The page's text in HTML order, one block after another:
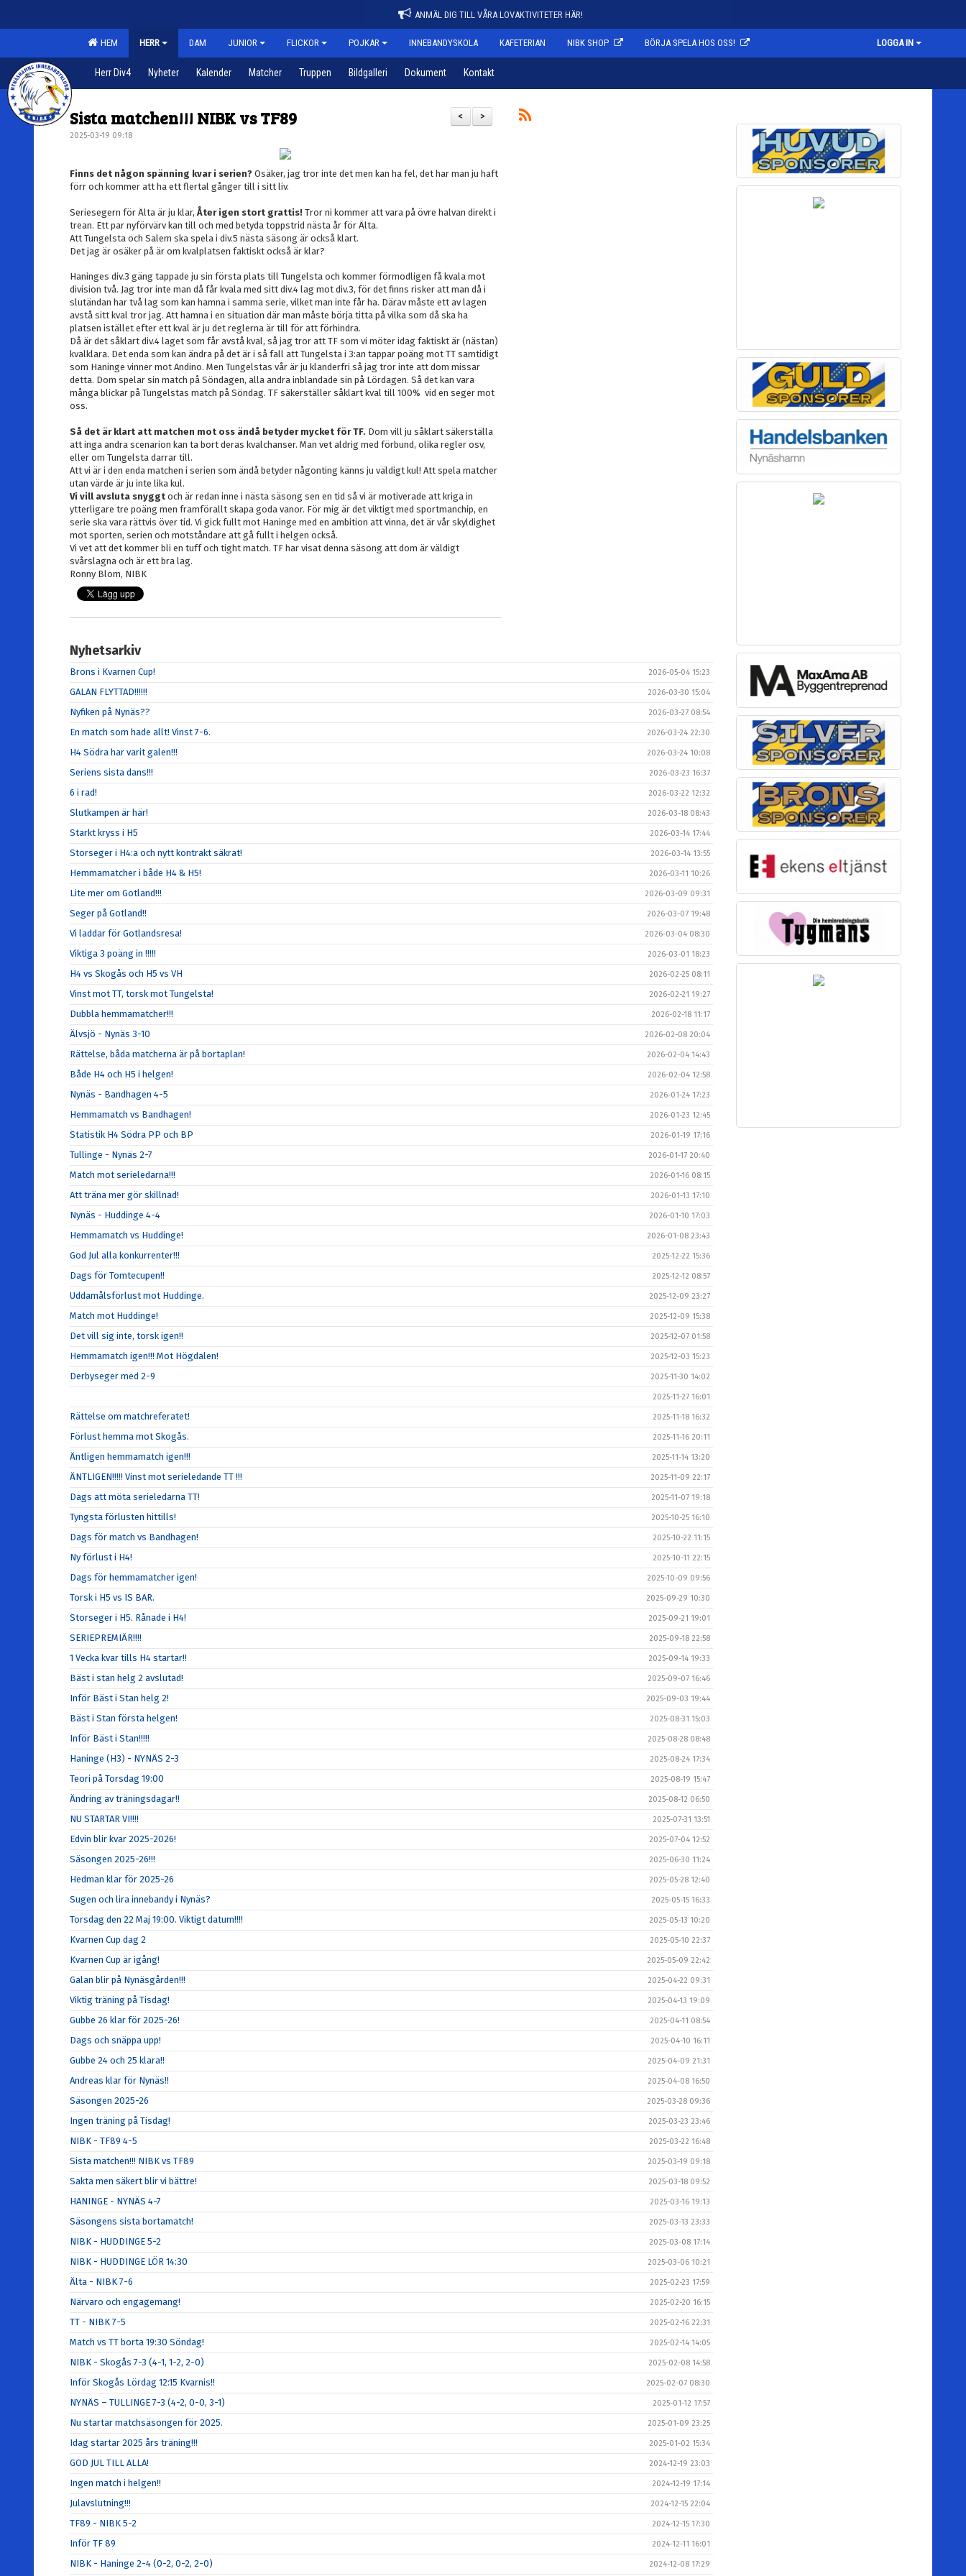
ANMÄL DIG TILL VÅRA LOVAKTIVITETER HÄR!
HEM HERR DAM JUNIOR FLICKOR POJKAR INNEBANDYSKOLA KAFETERIAN NIBK SHOP BÖRJA SPELA HOS OSS! LOGGA IN
Herr Div4 Nyheter Kalender Matcher Truppen Bildgalleri Dokument Kontakt
>
<
Sista matchen!!! NIBK vs TF89
2025-03-19 09:18
Finns det någon spänning kvar i serien? Osäker, jag tror inte det men kan ha fel, det har man ju haft
förr och kommer att ha ett flertal gånger till i sitt liv.
Seriesegern för Älta är ju klar, Åter igen stort grattis! Tror ni kommer att vara på övre halvan direkt i
trean. Ett par nyförvärv kan till och med betyda toppstrid nästa år för Älta.
Att Tungelsta och Salem ska spela i div.5 nästa säsong är också klart.
Det jag är osäker på är om kvalplatsen faktiskt också är klar?
Haninges div.3 gäng tappade ju sin första plats till Tungelsta och kommer förmodligen få kvala mot
division två. Jag tror inte man då får kvala med sitt div.4 lag mot div.3, för det finns risker att man då i
slutändan har två lag som kan hamna i samma serie, vilket man inte får ha. Därav måste ett av lagen
avstå sitt kval tror jag. Att hamna i en situation där man måste börja titta på vilka som då ska ha
platsen istället efter ett kval är ju det reglerna är till för att förhindra.
Då är det såklart div.4 laget som får avstå kval, så jag tror att TF som vi möter idag faktiskt är (nästan)
kvalklara. Det enda som kan ändra på det är i så fall att Tungelsta i 3:an tappar poäng mot TT samtidigt
som Haninge vinner mot Andino. Men Tungelstas vår är ju klanderfri så jag tror inte att dom missar
detta. Dom spelar sin match på Söndagen, alla andra inblandade sin på Lördagen. Så det kan vara
många blickar på Tungelstas match på Söndag. TF säkerställer såklart kval till 100% vid en seger mot
oss.
Så det är klart att matchen mot oss ändå betyder mycket för TF. Dom vill ju såklart säkerställa
att inga andra scenarion kan ta bort deras kvalchanser. Man vet aldrig med förbund, olika regler osv,
eller om Tungelsta darrar till.
Att vi är i den enda matchen i serien som ändå betyder någonting känns ju väldigt kul! Att spela matcher
utan värde är ju inte lika kul.
Vi vill avsluta snyggt och är redan inne i nästa säsong sen en tid så vi är motiverade att kriga in
ytterligare tre poäng men framförallt skapa goda vanor. För mig är det viktigt med sportmanchip, en
serie ska vara rättvis över tid. Vi gick fullt mot Haninge med en ambition att vinna, det är vår skyldighet
mot sporten, serien och motståndare att gå fullt i helgen också.
Vi vet att det kommer bli en tuff och tight match. TF har visat denna säsong att dom är väldigt
svårslagna och är ett bra lag.
Ronny Blom, NIBK
Nyhetsarkiv
Brons i Kvarnen Cup! 2026-05-04 15:23
GALAN FLYTTAD!!!!!! 2026-03-30 15:04
Nyfiken på Nynäs?? 2026-03-27 08:54
En match som hade allt! Vinst 7-6. 2026-03-24 22:30
H4 Södra har varit galen!!! 2026-03-24 10:08
Seriens sista dans!!! 2026-03-23 16:37
6 i rad! 2026-03-22 12:32
Slutkampen är här! 2026-03-18 08:43
Starkt kryss i H5 2026-03-14 17:44
Storseger i H4:a och nytt kontrakt säkrat! 2026-03-14 13:55
Hemmamatcher i både H4 & H5! 2026-03-11 10:26
Lite mer om Gotland!!! 2026-03-09 09:31
Seger på Gotland!! 2026-03-07 19:48
Vi laddar för Gotlandsresa! 2026-03-04 08:30
Viktiga 3 poäng in !!!!! 2026-03-01 18:23
H4 vs Skogås och H5 vs VH 2026-02-25 08:11
Vinst mot TT, torsk mot Tungelsta! 2026-02-21 19:27
Dubbla hemmamatcher!!! 2026-02-18 11:17
Älvsjö - Nynäs 3-10 2026-02-08 20:04
Rättelse, båda matcherna är på bortaplan! 2026-02-04 14:43
Både H4 och H5 i helgen! 2026-02-04 12:58
Nynäs - Bandhagen 4-5 2026-01-24 17:23
Hemmamatch vs Bandhagen! 2026-01-23 12:45
Statistik H4 Södra PP och BP 2026-01-19 17:16
Tullinge - Nynäs 2-7 2026-01-17 20:40
Match mot serieledarna!!! 2026-01-16 08:15
Att träna mer gör skillnad! 2026-01-13 17:10
Nynäs - Huddinge 4-4 2026-01-10 17:03
Hemmamatch vs Huddinge! 2026-01-08 23:43
God Jul alla konkurrenter!!! 2025-12-22 15:36
Dags för Tomtecupen!! 2025-12-12 08:57
Uddamålsförlust mot Huddinge. 2025-12-09 23:27
Match mot Huddinge! 2025-12-09 15:38
Det vill sig inte, torsk igen!! 2025-12-07 01:58
Hemmamatch igen!!! Mot Högdalen! 2025-12-03 15:23
Derbyseger med 2-9 2025-11-30 14:02
2025-11-27 16:01
Rättelse om matchreferatet! 2025-11-18 16:32
Förlust hemma mot Skogås. 2025-11-16 20:11
Äntligen hemmamatch igen!!! 2025-11-14 13:20
ÄNTLIGEN!!!!! Vinst mot serieledande TT !!! 2025-11-09 22:17
Dags att möta serieledarna TT! 2025-11-07 19:18
Tyngsta förlusten hittills! 2025-10-25 16:10
Dags för match vs Bandhagen! 2025-10-22 11:15
Ny förlust i H4! 2025-10-11 22:15
Dags för hemmamatcher igen! 2025-10-09 09:56
Torsk i H5 vs IS BAR. 2025-09-29 10:30
Storseger i H5. Rånade i H4! 2025-09-21 19:01
SERIEPREMIÄR!!!! 2025-09-18 22:58
1 Vecka kvar tills H4 startar!! 2025-09-14 19:33
Bäst i stan helg 2 avslutad! 2025-09-07 16:46
Inför Bäst i Stan helg 2! 2025-09-03 19:44
Bäst i Stan första helgen! 2025-08-31 15:03
Inför Bäst i Stan!!!!! 2025-08-28 08:48
Haninge (H3) - NYNÄS 2-3 2025-08-24 17:34
Teori på Torsdag 19:00 2025-08-19 15:47
Ändring av träningsdagar!! 2025-08-12 06:50
NU STARTAR VI!!!! 2025-07-31 13:51
Edvin blir kvar 2025-2026! 2025-07-04 12:52
Säsongen 2025-26!!! 2025-06-30 11:24
Hedman klar för 2025-26 2025-05-28 12:40
Sugen och lira innebandy i Nynäs? 2025-05-15 16:33
Torsdag den 22 Maj 19:00. Viktigt datum!!!! 2025-05-13 10:20
Kvarnen Cup dag 2 2025-05-10 22:37
Kvarnen Cup är igång! 2025-05-09 22:42
Galan blir på Nynäsgården!!! 2025-04-22 09:31
Viktig träning på Tisdag! 2025-04-13 19:09
Gubbe 26 klar för 2025-26! 2025-04-11 08:54
Dags och snäppa upp! 2025-04-10 16:11
Gubbe 24 och 25 klara!! 2025-04-09 21:31
Andreas klar för Nynäs!! 2025-04-08 16:50
Säsongen 2025-26 2025-03-28 09:36
Ingen träning på Tisdag! 2025-03-23 23:46
NIBK - TF89 4-5 2025-03-22 16:48
Sista matchen!!! NIBK vs TF89 2025-03-19 09:18
Sakta men säkert blir vi bättre! 2025-03-18 09:52
HANINGE - NYNÄS 4-7 2025-03-16 19:13
Säsongens sista bortamatch! 2025-03-13 23:33
NIBK - HUDDINGE 5-2 2025-03-08 17:14
NIBK - HUDDINGE LÖR 14:30 2025-03-06 10:21
Älta - NIBK 7-6 2025-02-23 17:59
Närvaro och engagemang! 2025-02-20 16:15
TT - NIBK 7-5 2025-02-16 22:31
Match vs TT borta 19:30 Söndag! 2025-02-14 14:05
NIBK - Skogås 7-3 (4-1, 1-2, 2-0) 2025-02-08 14:58
Inför Skogås Lördag 12:15 Kvarnis!! 2025-02-07 08:30
NYNÄS – TULLINGE 7-3 (4-2, 0-0, 3-1) 2025-01-12 17:57
Nu startar matchsäsongen för 2025. 2025-01-09 23:25
Idag startar 2025 års träning!!! 2025-01-02 15:34
GOD JUL TILL ALLA! 2024-12-19 23:03
Ingen match i helgen!! 2024-12-19 17:14
Julavslutning!!! 2024-12-15 22:04
TF89 - NIBK 5-2 2024-12-15 17:30
Inför TF 89 2024-12-11 16:01
NIBK - Haninge 2-4 (0-2, 0-2, 2-0) 2024-12-08 17:29